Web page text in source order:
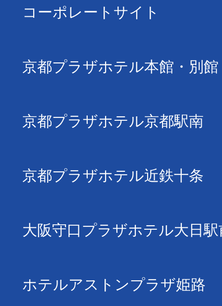
コーポレートサイト
京都プラザホテル本館・別館
京都プラザホテル京都駅南
京都プラザホテル近鉄十条
大阪守口プラザホテル大日駅
ホテルアストンプラザ姫路